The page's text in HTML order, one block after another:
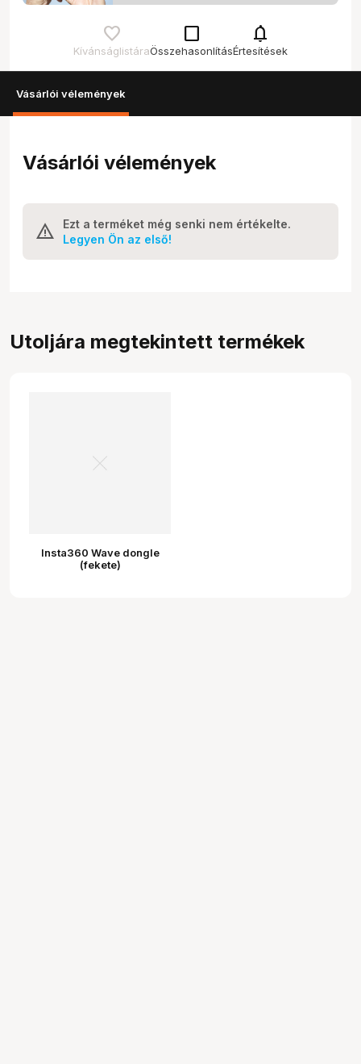
Kívánságlistára
check_box_outline_blank
Összehasonlítás
notifications
Értesítések
Vásárlói vélemények
Vásárlói vélemények
Ezt a terméket még senki nem értékelte.
Legyen Ön az első!
Utoljára megtekintett termékek
Insta360 Wave dongle
(fekete)